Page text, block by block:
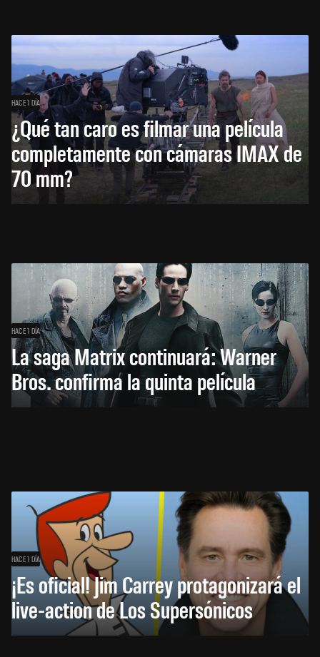
HACE 1 DÍA
¿Qué tan caro es filmar una película
completamente con cámaras IMAX de
70 mm?
HACE 1 DÍA
La saga Matrix continuará: Warner
Bros. confirma la quinta película
HACE 1 DÍA
¡Es oficial! Jim Carrey protagonizará el
live-action de Los Supersónicos